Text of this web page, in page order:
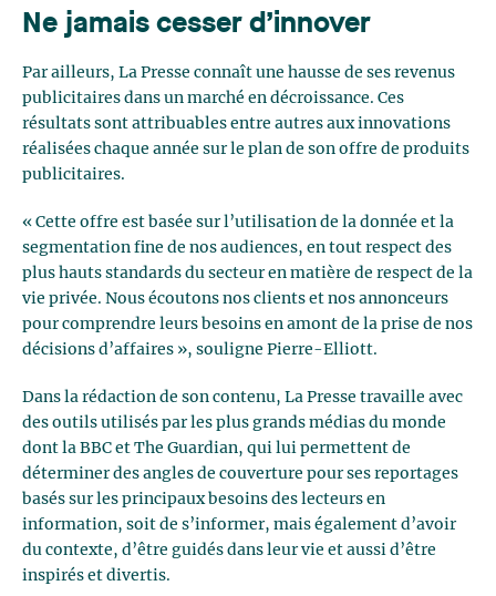
Ne jamais cesser d’innover
Par ailleurs, La Presse connaît une hausse de ses revenus
publicitaires dans un marché en décroissance. Ces
résultats sont attribuables entre autres aux innovations
réalisées chaque année sur le plan de son offre de produits
publicitaires.
« Cette offre est basée sur l’utilisation de la donnée et la
segmentation fine de nos audiences, en tout respect des
plus hauts standards du secteur en matière de respect de la
vie privée. Nous écoutons nos clients et nos annonceurs
pour comprendre leurs besoins en amont de la prise de nos
décisions d’affaires », souligne Pierre-Elliott.
Dans la rédaction de son contenu, La Presse travaille avec
des outils utilisés par les plus grands médias du monde
dont la BBC et The Guardian, qui lui permettent de
déterminer des angles de couverture pour ses reportages
basés sur les principaux besoins des lecteurs en
information, soit de s’informer, mais également d’avoir
du contexte, d’être guidés dans leur vie et aussi d’être
inspirés et divertis.